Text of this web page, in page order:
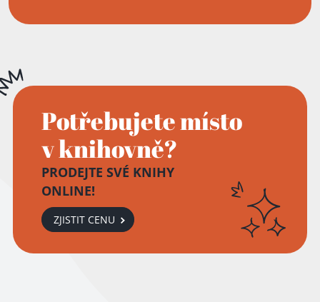
Potřebujete místo
v knihovně?
PRODEJTE SVÉ KNIHY
ONLINE!
ZJISTIT CENU